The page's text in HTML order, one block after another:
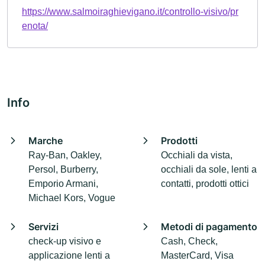
https://www.salmoiraghievigano.it/controllo-visivo/pr
enota/
Info
Marche
Ray-Ban, Oakley,
Persol, Burberry,
Emporio Armani,
Michael Kors, Vogue
Prodotti
Occhiali da vista,
occhiali da sole, lenti a
contatti, prodotti ottici
Servizi
check-up visivo e
applicazione lenti a
Metodi di pagamento
Cash, Check,
MasterCard, Visa